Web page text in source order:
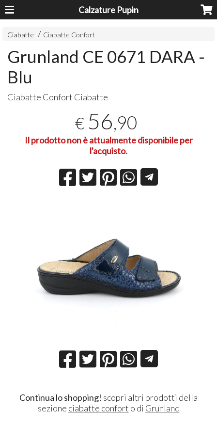
Calzature Pupin
Ciabatte Ciabatte Confort
Grunland CE 0671 DARA -
Blu
Ciabatte Confort Ciabatte
€ 56,90
Il prodotto non è attualmente disponibile per
l'acquisto.
Continua lo shopping! scopri altri prodotti della
sezione ciabatte confort o di Grunland